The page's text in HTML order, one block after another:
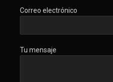
Correo electrónico
Tu mensaje